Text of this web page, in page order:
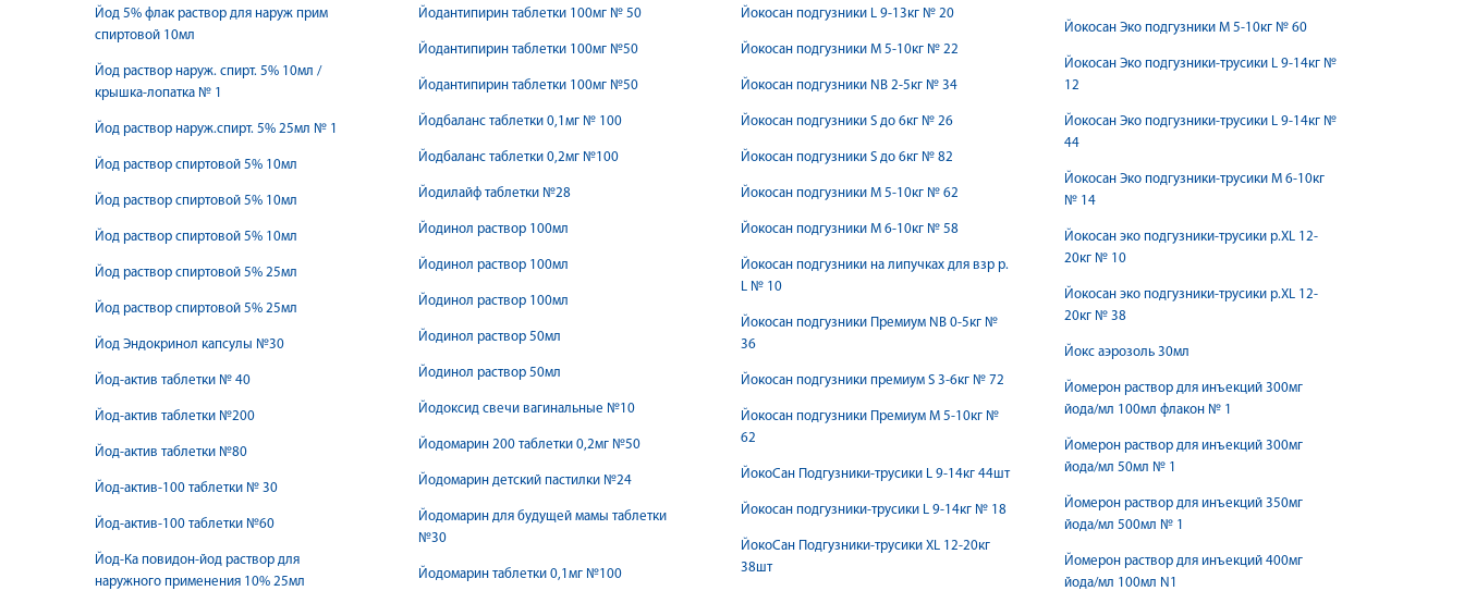
Йод 5% флак раствор для наруж прим
спиртовой 10мл
Йод раствор наруж. спирт. 5% 10мл /
крышка-лопатка № 1
Йод раствор наруж.спирт. 5% 25мл № 1
Йод раствор спиртовой 5% 10мл
Йод раствор спиртовой 5% 10мл
Йод раствор спиртовой 5% 10мл
Йод раствор спиртовой 5% 25мл
Йод раствор спиртовой 5% 25мл
Йод Эндокринол капсулы №30
Йод-актив таблетки № 40
Йод-актив таблетки №200
Йод-актив таблетки №80
Йод-актив-100 таблетки № 30
Йод-актив-100 таблетки №60
Йод-Ка повидон-йод раствор для
наружного применения 10% 25мл
Йодантипирин таблетки 100мг № 50
Йодантипирин таблетки 100мг №50
Йодантипирин таблетки 100мг №50
Йодбаланс таблетки 0,1мг № 100
Йодбаланс таблетки 0,2мг №100
Йодилайф таблетки №28
Йодинол раствор 100мл
Йодинол раствор 100мл
Йодинол раствор 100мл
Йодинол раствор 50мл
Йодинол раствор 50мл
Йодоксид свечи вагинальные №10
Йодомарин 200 таблетки 0,2мг №50
Йодомарин детский пастилки №24
Йодомарин для будущей мамы таблетки
№30
Йодомарин таблетки 0,1мг №100
Йокосан подгузники L 9-13кг № 20
Йокосан подгузники M 5-10кг № 22
Йокосан подгузники NB 2-5кг № 34
Йокосан подгузники S до 6кг № 26
Йокосан подгузники S до 6кг № 82
Йокосан подгузники М 5-10кг № 62
Йокосан подгузники М 6-10кг № 58
Йокосан подгузники на липучках для взр р.
L № 10
Йокосан подгузники Премиум NB 0-5кг №
36
Йокосан подгузники премиум S 3-6кг № 72
Йокосан подгузники Премиум М 5-10кг №
62
ЙокоСан Подгузники-трусики L 9-14кг 44шт
Йокосан подгузники-трусики L 9-14кг № 18
ЙокоСан Подгузники-трусики XL 12-20кг
38шт
Йокосан Эко подгузники М 5-10кг № 60
Йокосан Эко подгузники-трусики L 9-14кг №
12
Йокосан Эко подгузники-трусики L 9-14кг №
44
Йокосан Эко подгузники-трусики M 6-10кг
№ 14
Йокосан эко подгузники-трусики р.XL 12-
20кг № 10
Йокосан эко подгузники-трусики р.XL 12-
20кг № 38
Йокс аэрозоль 30мл
Йомерон раствор для инъекций 300мг
йода/мл 100мл флакон № 1
Йомерон раствор для инъекций 300мг
йода/мл 50мл № 1
Йомерон раствор для инъекций 350мг
йода/мл 500мл № 1
Йомерон раствор для инъекций 400мг
йода/мл 100мл N1